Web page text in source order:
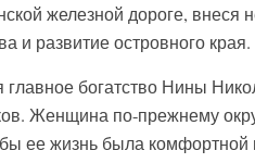
железной дороге, внеся
и развитие островного края.
главное богатство Нины
Женщина по-прежнему
ее жизнь была комфортной